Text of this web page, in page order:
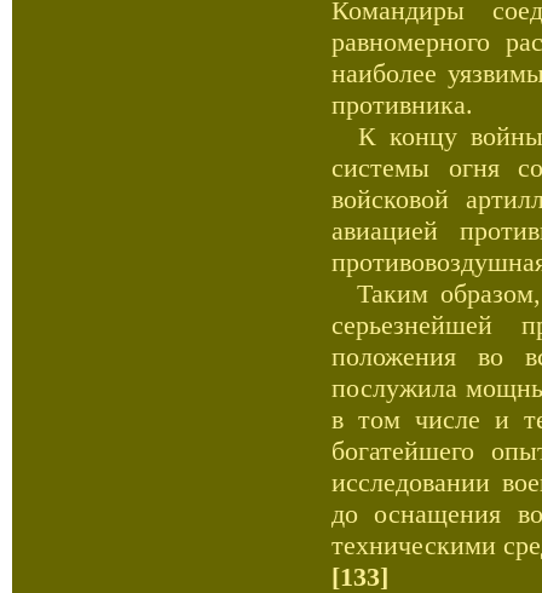
Командиры
равномерного
наиболее
противника.
К концу войны
системы огня
войсковой
авиацией
Таким
серьезнейшей
положения во
послужила
в том числе и
богатейшего
исследовании
до оснащения
техническими
[133]